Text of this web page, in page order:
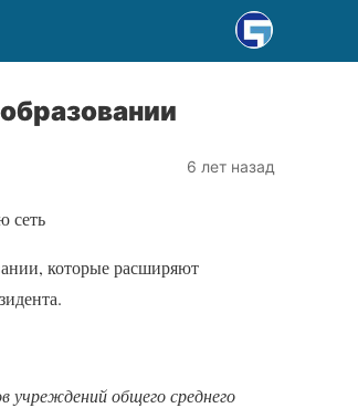
6 лет назад
сеть
которые расширяют
учреждений общего среднего